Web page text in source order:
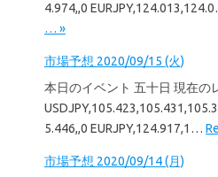
4.974,,0
… »
市場予想 2020/09/15 (火)
本日のイベント 五十日 現在の
5.446,,0 EURJPY,124.917,1…
市場予想 2020/09/14 (月)